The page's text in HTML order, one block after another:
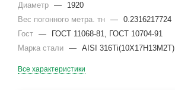
Диаметр —
1920
Вес погонного метра. тн — 0.2316217724
Гост —
ГОСТ 11068-81, ГОСТ 10704-91
Марка стали — AISI 316Ti(10Х17Н13М2Т)
Все характеристики